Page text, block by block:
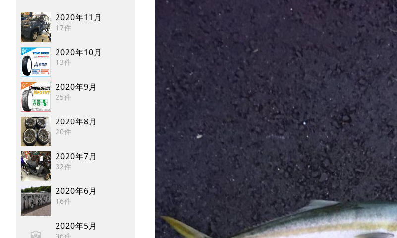
2020年11月
17件
2020年10月
13件
2020年9月
25件
2020年8月
20件
2020年7月
32件
2020年6月
16件
2020年5月
36件